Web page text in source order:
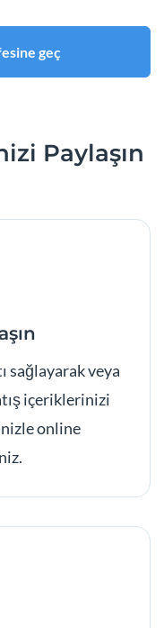
geç
Paylaşın
sağlayarak veya
içeriklerinizi
online